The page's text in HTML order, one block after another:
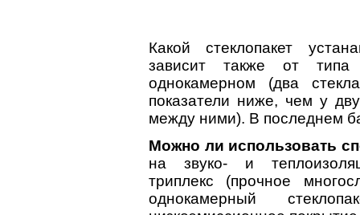
Какой стеклопакет
зависит также от типа
однокамерном (два
показатели ниже, чем у
между ними). В последнем
Можно ли использовать
на звуко- и
триплекс (прочное
однокамерный